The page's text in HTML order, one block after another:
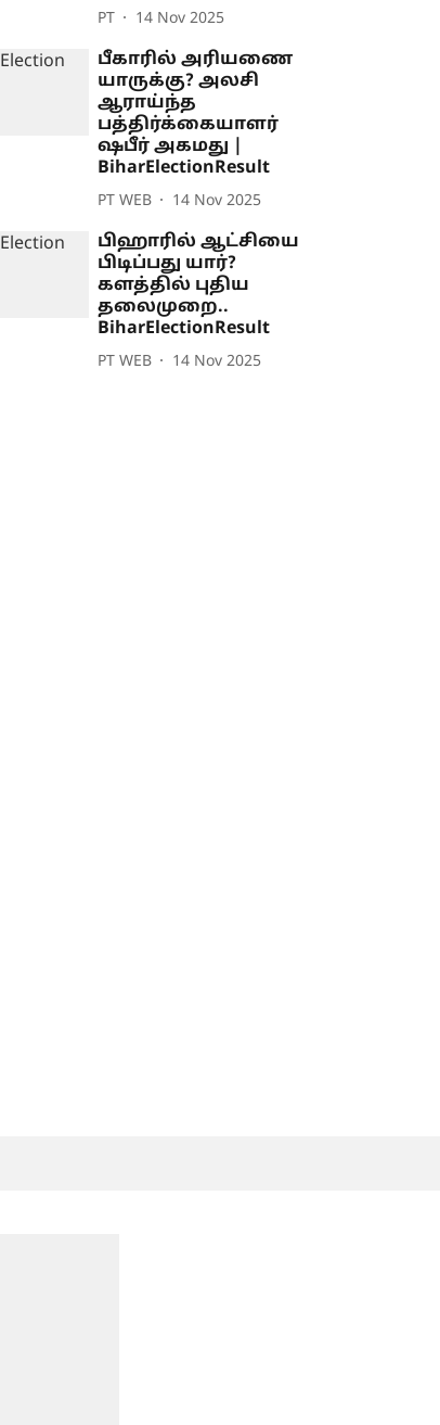
PT 14 Nov 2025
பீகாரில் அரியணை
யாருக்கு? அலசி
ஆராய்ந்த
பத்திர்க்கையாளர்
ஷபீர் அகமது |
BiharElectionResult
PT WEB 14 Nov 2025
பிஹாரில் ஆட்சியை
பிடிப்பது யார்?
களத்தில் புதிய
தலைமுறை..
BiharElectionResult
PT WEB 14 Nov 2025